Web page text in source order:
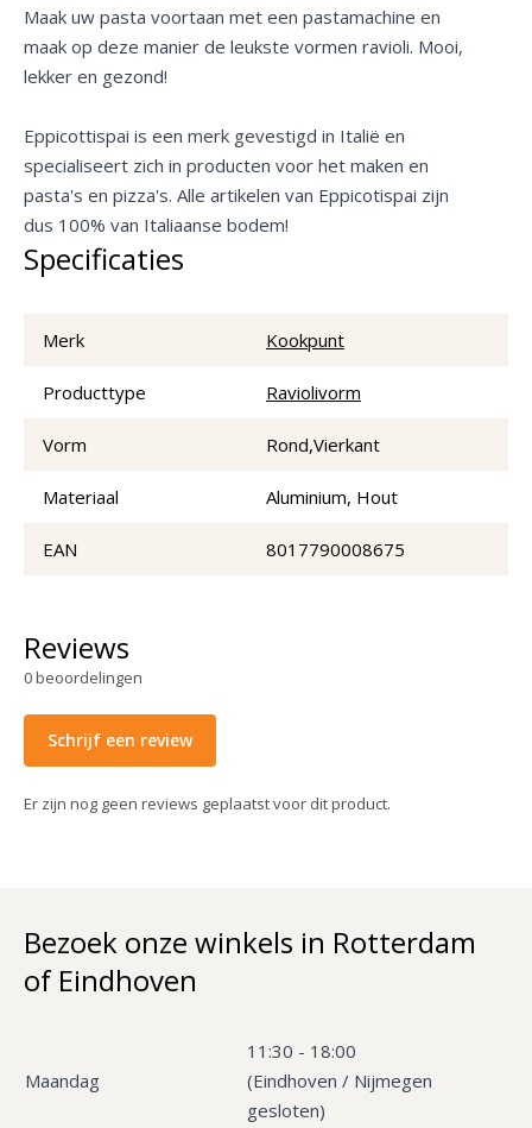
Maak uw pasta voortaan met een pastamachine en
maak op deze manier de leukste vormen ravioli. Mooi,
lekker en gezond!
Eppicottispai is een merk gevestigd in Italië en
specialiseert zich in producten voor het maken en
pasta's en pizza's. Alle artikelen van Eppicotispai zijn
dus 100% van Italiaanse bodem!
Specificaties
Merk Kookpunt
Producttype Raviolivorm
Vorm Rond,Vierkant
Materiaal Aluminium, Hout
EAN 8017790008675
Reviews
0beoordelingen
Schrijf een review
Er zijn nog geen reviews geplaatst voor dit product.
Bezoek onze winkels in Rotterdam
of Eindhoven
Maandag
11:30 - 18:00
(Eindhoven / Nijmegen
gesloten)